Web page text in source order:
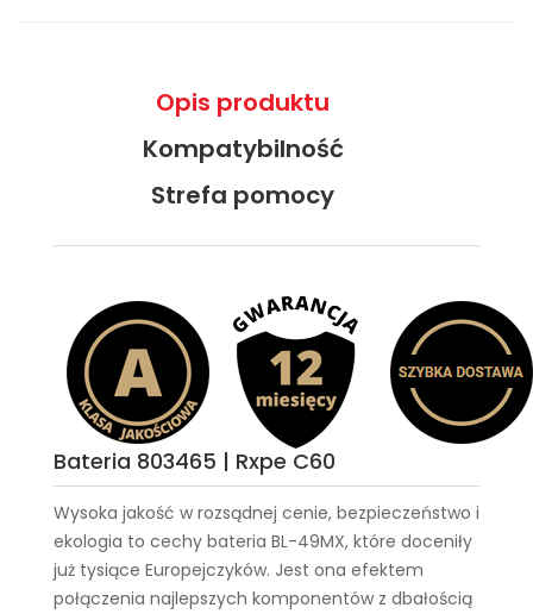
Opis produktu
Kompatybilność
Strefa pomocy
Bateria 803465 | Rxpe C60
Wysoka jakość w rozsądnej cenie, bezpieczeństwo i
ekologia to cechy bateria BL-49MX, które doceniły
już tysiące Europejczyków. Jest ona efektem
połączenia najlepszych komponentów z dbałością